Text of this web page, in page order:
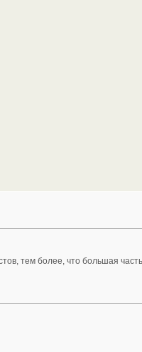
тем более, что большая